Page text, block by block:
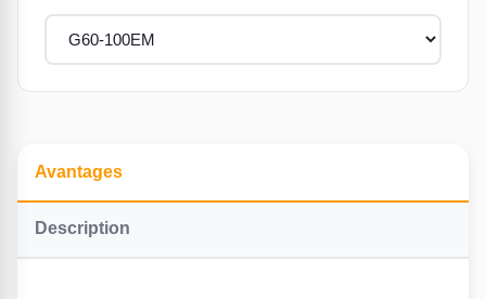
Avantages
Description